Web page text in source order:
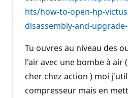
hts/how-to-open-hp-
disassembly-and-
Tu ouvres au niveau des
l'air avec une bombe à air
cher chez action ) moi
compresseur mais en